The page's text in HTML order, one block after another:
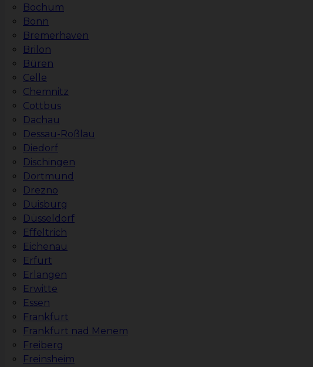
Bochum
Bonn
Bremerhaven
Brilon
Büren
Celle
Chemnitz
Cottbus
Dachau
Dessau-Roßlau
Diedorf
Dischingen
Dortmund
Drezno
Duisburg
Düsseldorf
Effeltrich
Eichenau
Erfurt
Erlangen
Erwitte
Essen
Frankfurt
Frankfurt nad Menem
Freiberg
Freinsheim